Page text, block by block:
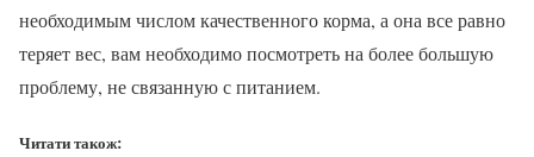
необходимым числом качественного корма, а она все равно
теряет вес, вам необходимо посмотреть на более большую
проблему, не связанную с питанием.
Читати також: